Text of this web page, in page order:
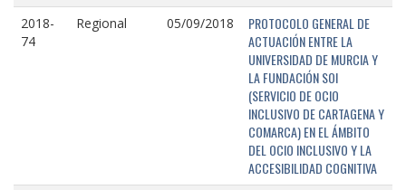
2018-
74
Regional 05/09/2018
PROTOCOLO GENERAL DE
ACTUACIÓN ENTRE LA
UNIVERSIDAD DE MURCIA Y
LA FUNDACIÓN SOI
(SERVICIO DE OCIO
INCLUSIVO DE CARTAGENA Y
COMARCA) EN EL ÁMBITO
DEL OCIO INCLUSIVO Y LA
ACCESIBILIDAD COGNITIVA